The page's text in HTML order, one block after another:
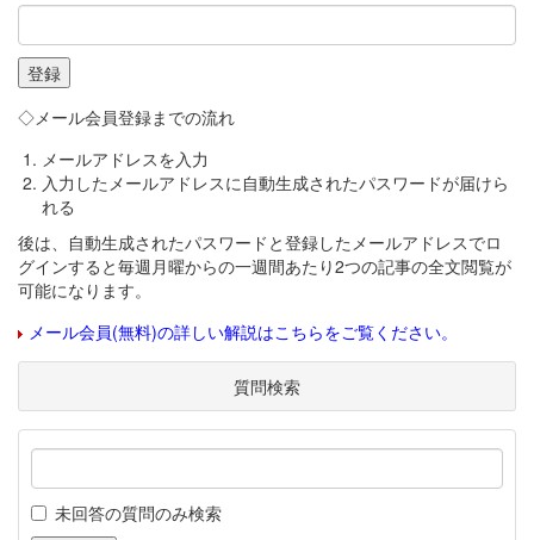
◇メール会員登録までの流れ
メールアドレスを入力
入力したメールアドレスに自動生成されたパスワードが届けら
れる
後は、自動生成されたパスワードと登録したメールアドレスでロ
グインすると毎週月曜からの一週間あたり2つの記事の全文閲覧が
可能になります。
メール会員(無料)の詳しい解説はこちらをご覧ください。
質問検索
未回答の質問のみ検索